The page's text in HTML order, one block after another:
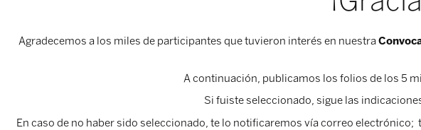
Agradecemos a los miles de participantes que tuvieron interés en nuestra
A continuación, publicamos los folios de los 5
Si fuiste seleccionado, sigue las
En caso de no haber sido seleccionado, te lo notificaremos vía correo